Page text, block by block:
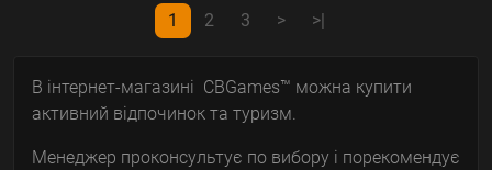
1 2 3 > >|
В інтернет-магазині CBGames™ можна купити
активний відпочинок та туризм.
Менеджер проконсультує по вибору і порекомендує